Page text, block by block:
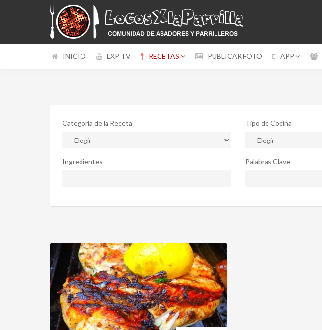
INICIO LXP TV RECETAS PUBLICAR FOTO APP
Categoría de la Receta Tipo de Cocina
Ingredientes
Palabras Clave